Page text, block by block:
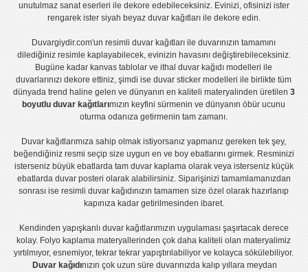
unutulmaz sanat eserleri ile dekore edebileceksiniz. Evinizi, ofisinizi ister
rengarek ister siyah beyaz duvar kağıtlarıile dekore edin.
Duvargiydir.com'unresimli duvar kağıtları ile duvarınızın tamamını
dilediğiniz resimle kaplayabilecek, evinizin havasını değiştirebileceksiniz.
Bugüne kadar kanvas tablo lar veithal duvar kağıdı modelleri ile
duvarlarınızı dekore ettiniz, şimdi iseduvar sticker modelleri ile birlikte tüm
dünyada trend haline gelen ve dünyanın en kaliteli materyalinden üretilen 3
boyutlu duvar kağıtlarımızın keyfini sürmenin ve dünyanın öbür ucunu
oturma odanıza getirmenin tam zamanı.
Duvar kağıtlarımıza sahip olmak istiyorsanız yapmanız gereken tek şey,
beğendiğiniz resmi seçip size uygun en ve boy ebatlarını girmek. Resminizi
isterseniz büyük ebatlarda tam duvar kaplamaolarak veya isterseniz küçük
ebatlarda duvar posteri olarak alabilirsiniz. Siparişinizi tamamlamanızdan
sonrası iseresimli duvar kağıdınızın tamamen size özel olarak hazırlanıp
kapınıza kadar getirilmesinden ibaret.
Kendinden yapışkanlı duvar kağıtlarımızın uygulamasışaşırtacak derece
kolay. Folyo kaplama materyallerinden çok daha kaliteli olanmateryalimiz
yırtılmıyor, esnemiyor, tekrar tekrar yapıştırılabiliyor ve kolayca sökülebiliyor.
Duvar kağıdınızın çok uzun süre duvarınızda kalıp yıllara meydan